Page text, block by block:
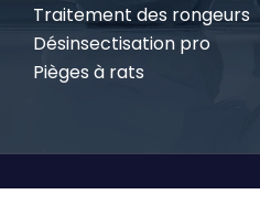
Traitement des rongeurs
Désinsectisation pro
Pièges à rats